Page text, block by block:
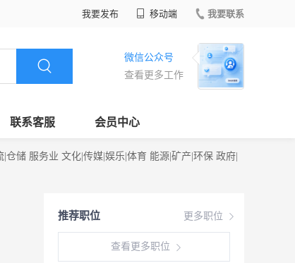
我要发布 移动端 我要联系
微信公众号
查看更多工作
联系客服 会员中心
|仓储 服务业 文化|传媒|娱乐|体育 能源|矿产|环保 政府|
更多职位
推荐职位
查看更多职位